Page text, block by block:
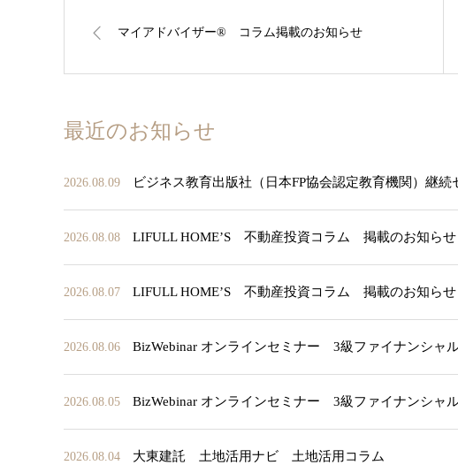
マイアドバイザー®︎ コラム掲載のお知らせ
最近のお知らせ
2026.08.09 ビジネス教育出版社（日本FP協会認定教育機関）継
2026.08.08 LIFULL HOME’S 不動産投資コラム 掲載のお知らせ
2026.08.07 LIFULL HOME’S 不動産投資コラム 掲載のお知らせ
2026.08.06 BizWebinar オンラインセミナー 3級ファイナンシャ
2026.08.05 BizWebinar オンラインセミナー 3級ファイナンシャ
2026.08.04 大東建託 土地活用ナビ 土地活用コラム